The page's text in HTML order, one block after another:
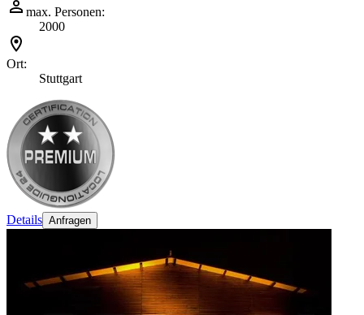
max. Personen:
2000
Ort:
Stuttgart
Details Anfragen